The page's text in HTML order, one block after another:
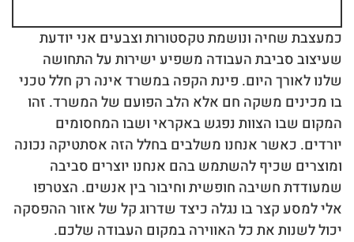
כמעצבת שחיה ונושמת טקסטורות וצבעים אני יודעת
שעיצוב סביבת העבודה משפיע ישירות על התחושה
שלנו לאורך היום. פינת הקפה במשרד אינה רק חלל טכני
בו מכינים משקה חם אלא הלב הפועם של המשרד. זהו
המקום שבו הצוות נפגש באקראי ושבו המחסומים
יורדים. כאשר אנחנו משלבים בחלל הזה אסתטיקה נכונה
ומוצרים שכיף להשתמש בהם אנחנו יוצרים סביבה
שמעודדת חשיבה חופשית וחיבור בין אנשים. הצטרפו
אלי למסע קצר בו נגלה כיצד שדרוג קל של אזור ההפסקה
יכול לשנות את כל האווירה במקום העבודה שלכם.